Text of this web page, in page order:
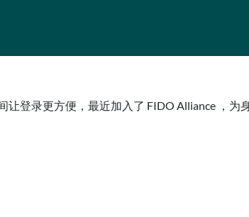
登录更方便，最近加入了 FIDO Alliance ，为